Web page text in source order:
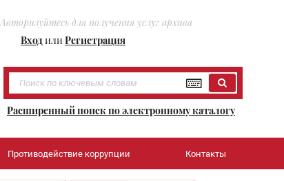
Авторизуйтесь для получения услуг архива
ВходилиРегистрация
Расширенный поиск по электронному каталогу
Противодействие коррупции Контакты